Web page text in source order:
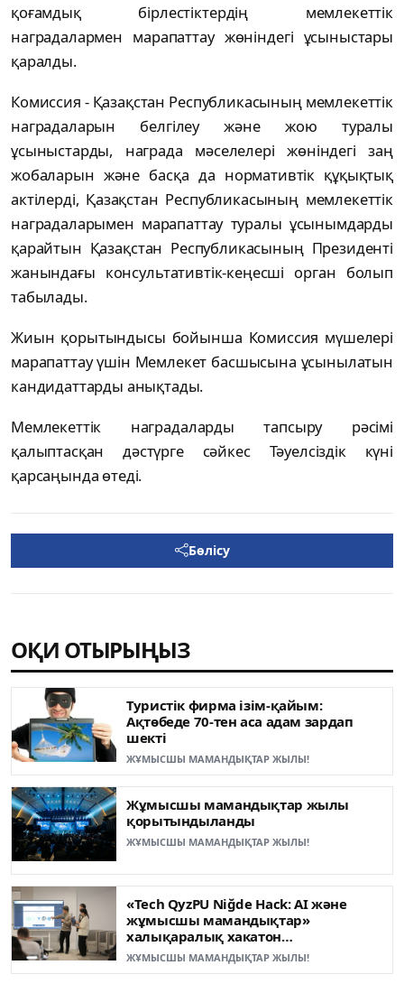
қоғамдық бірлестіктердің мемлекеттiк
наградалармен марапаттау жөніндегі ұсыныстары
қаралды.
Комиссия - Қазақстан Республикасының мемлекеттік
наградаларын белгілеу және жою туралы
ұсыныстарды, награда мәселелері жөніндегі заң
жобаларын және басқа да нормативтік құқықтық
актілерді, Қазақстан Республикасының мемлекеттік
наградаларымен марапаттау туралы ұсынымдарды
қарайтын Қазақстан Республикасының Президенті
жанындағы консультативтік-кеңесші орган болып
табылады.
Жиын қорытындысы бойынша Комиссия мүшелері
марапаттау үшін Мемлекет басшысына ұсынылатын
кандидаттарды анықтады.
Мемлекеттік наградаларды тапсыру рәсімі
қалыптасқан дәстүрге сәйкес Тәуелсіздік күні
қарсаңында өтеді.
Бөлісу
ОҚИ ОТЫРЫҢЫЗ
Туристік фирма ізім-қайым:
Ақтөбеде 70-тен аса адам зардап
шекті
ЖҰМЫСШЫ МАМАНДЫҚТАР ЖЫЛЫ!
Жұмысшы мамандықтар жылы
қорытындыланды
ЖҰМЫСШЫ МАМАНДЫҚТАР ЖЫЛЫ!
«Tech QyzPU Niğde Hack: AI және
жұмысшы мамандықтар»
халықаралық хакатон
жеңімпаздары анықталды
ЖҰМЫСШЫ МАМАНДЫҚТАР ЖЫЛЫ!